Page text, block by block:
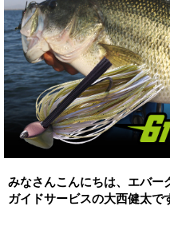
みなさんこんにちは、エバー
ガイドサービスの大西健太で